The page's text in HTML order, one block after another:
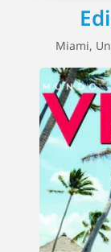
Miami,